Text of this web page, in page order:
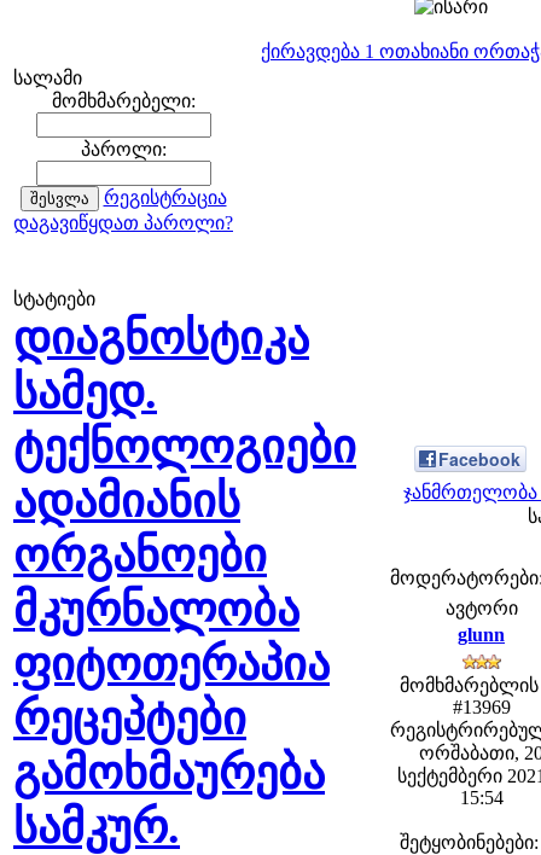
ქირავდება 1 ოთახიანი
სალამი
მომხმარებელი:
პაროლი:
რეგისტრაცია
დაგავიწყდათ პაროლი?
სტატიები
დიაგნოსტიკა
სამედ.
ტექნოლოგიები
ადამიანის
ორგანოები
მკურნალობა
ფიტოთერაპია
რეცეპტები
გამოხმაურება
სამკურ.
Facebook
ჯანმრთელობა
მოდერატორები:
ავტორი
glunn
მომხმარებლის
#13969
ორშაბათი,
სექტემბერი
15:54
შეტყობინებები: